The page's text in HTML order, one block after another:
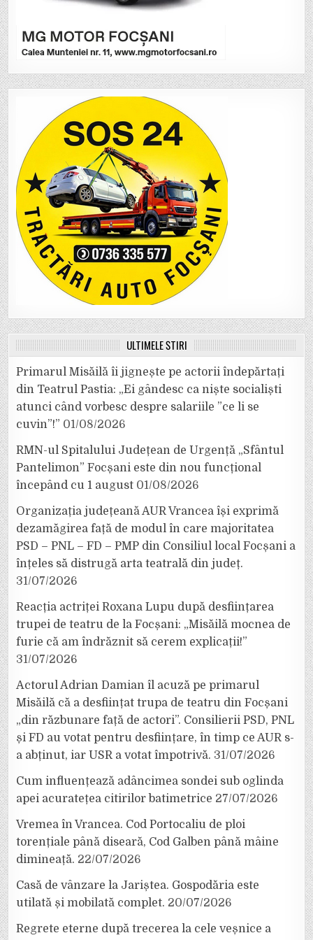
ULTIMELE ȘTIRI
Primarul Misăilă îi jignește pe actorii îndepărtați
din Teatrul Pastia: „Ei gândesc ca niște socialiști
atunci când vorbesc despre salariile ”ce li se
cuvin”!” 01/08/2026
RMN-ul Spitalului Județean de Urgență „Sfântul
Pantelimon” Focșani este din nou funcțional
începând cu 1 august 01/08/2026
Organizația județeană AUR Vrancea își exprimă
dezamăgirea față de modul în care majoritatea
PSD – PNL – FD – PMP din Consiliul local Focșani a
înțeles să distrugă arta teatrală din județ.
31/07/2026
Reacția actriței Roxana Lupu după desființarea
trupei de teatru de la Focșani: „Misăilă mocnea de
furie că am îndrăznit să cerem explicații!”
31/07/2026
Actorul Adrian Damian îl acuză pe primarul
Misăilă că a desființat trupa de teatru din Focșani
„din răzbunare față de actori”. Consilierii PSD, PNL
și FD au votat pentru desființare, în timp ce AUR s-
a abținut, iar USR a votat împotrivă. 31/07/2026
Cum influențează adâncimea sondei sub oglinda
apei acuratețea citirilor batimetrice 27/07/2026
Vremea în Vrancea. Cod Portocaliu de ploi
torențiale până diseară, Cod Galben până mâine
dimineață. 22/07/2026
Casă de vânzare la Jariștea. Gospodăria este
utilată și mobilată complet. 20/07/2026
Regrete eterne după trecerea la cele veșnice a